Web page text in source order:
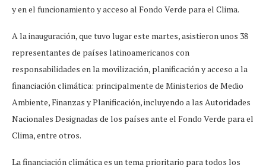
y en el funcionamiento y acceso al Fondo Verde para el Clima.
A la inauguración, que tuvo lugar este martes, asistieron unos 38
representantes de países latinoamericanos con
responsabilidades en la movilización, planificación y acceso a la
financiación climática: principalmente de Ministerios de Medio
Ambiente, Finanzas y Planificación, incluyendo a las Autoridades
Nacionales Designadas de los países ante el Fondo Verde para el
Clima, entre otros.
La financiación climática es un tema prioritario para todos los